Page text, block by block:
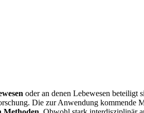
oder an denen Lebewesen beteiligt
Die zur Anwendung kommende